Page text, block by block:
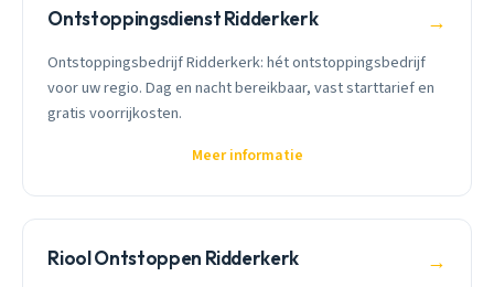
Ontstoppingsdienst Ridderkerk →
Ontstoppingsbedrijf Ridderkerk: hét ontstoppingsbedrijf
voor uw regio. Dag en nacht bereikbaar, vast starttarief en
gratis voorrijkosten.
Meer informatie
Riool Ontstoppen Ridderkerk →